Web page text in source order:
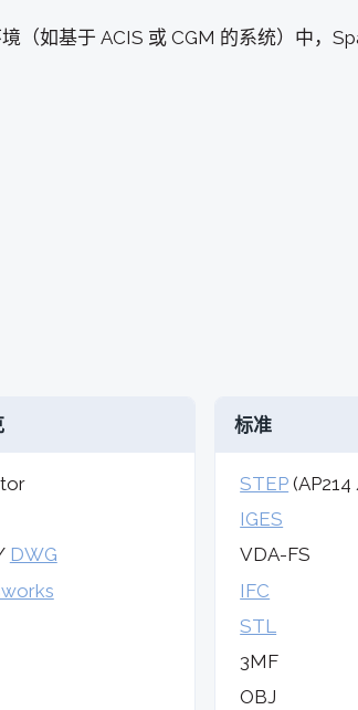
（如基于 ACIS 或 CGM 的系统）中，
DWG
标准
STEP
IGES
VDA-FS
IFC
STL
3MF
OBJ